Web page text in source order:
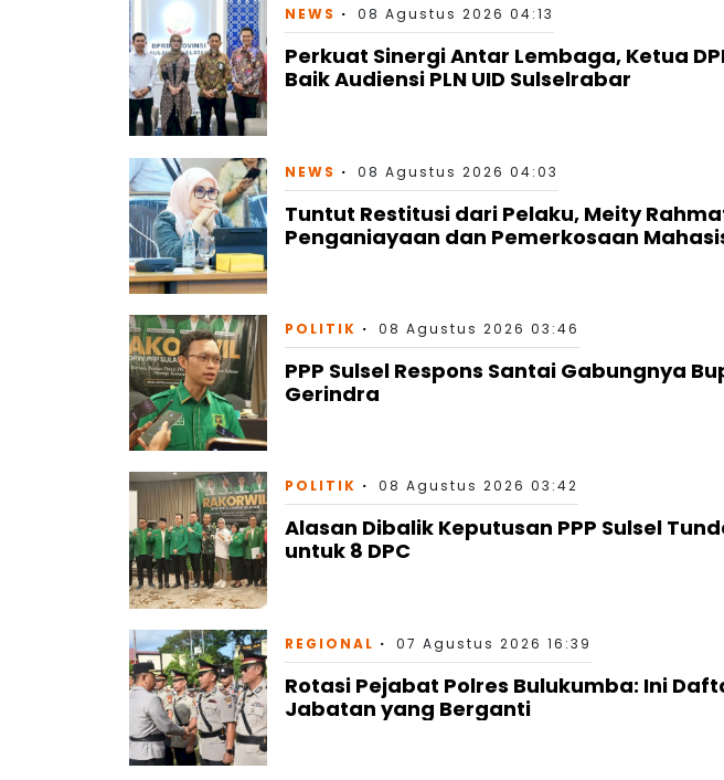
NEWS 08 Agustus 2026 04:13
Perkuat Sinergi Antar Lembaga, Ketua
Baik Audiensi PLN UID Sulselrabar
NEWS 08 Agustus 2026 04:03
Tuntut Restitusi dari Pelaku, Meity
Penganiayaan dan Pemerkosaan
POLITIK 08 Agustus 2026 03:46
PPP Sulsel Respons Santai Gabungnya
Gerindra
POLITIK 08 Agustus 2026 03:42
Alasan Dibalik Keputusan PPP Sulsel
untuk 8 DPC
REGIONAL 07 Agustus 2026 16:39
Rotasi Pejabat Polres Bulukumba: Ini
Jabatan yang Berganti